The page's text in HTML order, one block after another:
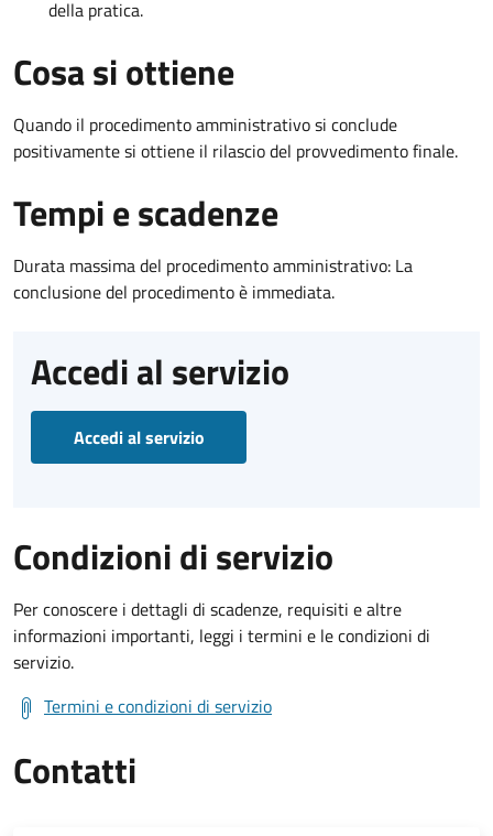
della pratica.
Cosa si ottiene
Quando il procedimento amministrativo si conclude
positivamente si ottiene il rilascio del provvedimento finale.
Tempi e scadenze
Durata massima del procedimento amministrativo: La
conclusione del procedimento è immediata.
Accedi al servizio
Accedi al servizio
Condizioni di servizio
Per conoscere i dettagli di scadenze, requisiti e altre
informazioni importanti, leggi i termini e le condizioni di
servizio.
Termini e condizioni di servizio
Contatti